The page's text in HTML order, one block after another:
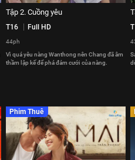
Tập 2. Cuồng yêu
T16 Full HD
44ph
Vì quá yêu nàng Wanthong nên Chang đã âm
thầm lập kế để phá đám cưới của nàng.
Phim Thuê